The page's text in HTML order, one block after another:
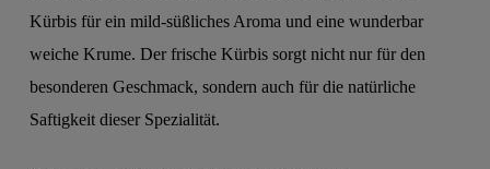
Kürbis für ein mild-süßliches Aroma und eine wunderbar
weiche Krume. Der frische Kürbis sorgt nicht nur für den
besonderen Geschmack, sondern auch für die natürliche
Saftigkeit dieser Spezialität.